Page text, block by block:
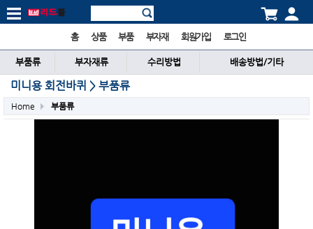
홈 상품 부품 부자재 회원가입 로그인
부품류 부자재류 수리방법 배송방법/기타
미니용 회전바퀴 > 부품류
Home 부품류